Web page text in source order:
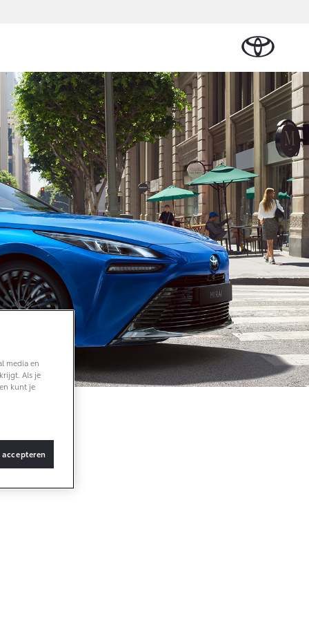
Urban Cruiser
BATTERIJ-
ELEKTRISCH
Vanaf € 32.995,-
Toyota C-HR
OOK ALS PLUG-IN
HYBRIDE
Vanaf € 36.495,-
bZ4X Touring
BATTERIJ-
Vanaf € 48.995,-
Plan een proefrit
Vraag een brochure aan
Bekijk de verwachte
modellen
Onderdelen &
Accessoires
Onderdelen
Accessoires
Banden
Schade melden
Werkplaatsafspraak
maken
Contact en
Route
Oplaadservice
Thuislaadpakketten
Laadpas
Energie en slim
laden
Contact en
Route
Lease
Bedrijfswagens
Bedrijfswagens
op maat
Financieren of
leasen
Verzekeren
Plan een
proefrit
Vraag een
brochure
aan
Contact
en Route
media en
Als je
kunt je